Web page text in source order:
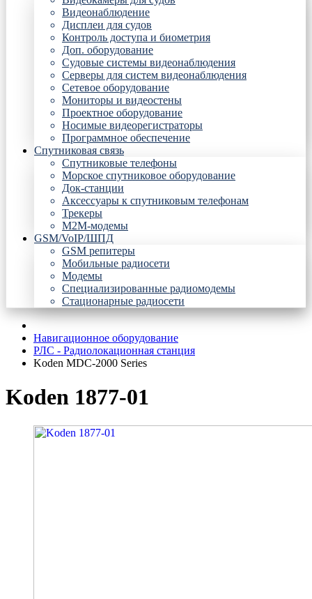
Видеонаблюдение
Дисплеи для судов
Контроль доступа и биометрия
Доп. оборудование
Судовые системы видеонаблюдения
Серверы для систем видеонаблюдения
Сетевое оборудование
Мониторы и видеостены
Проектное оборудование
Носимые видеорегистраторы
Программное обеспечение
Спутниковая связь
Спутниковые телефоны
Морское спутниковое оборудование
Док-станции
Аксессуары к спутниковым телефонам
Трекеры
М2М-модемы
GSM/VoIP/ШПД
GSM репитеры
Мобильные радиосети
Модемы
Специализированные радиомодемы
Стационарные радиосети
Навигационное оборудование
РЛС - Радиолокационная станция
Koden MDC-2000 Series
Koden 1877-01